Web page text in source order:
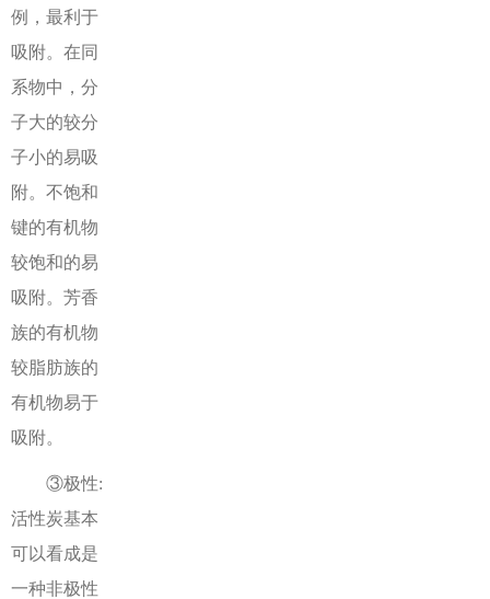
例，最利于
吸附。在同
系物中，分
子大的较分
子小的易吸
附。不饱和
键的有机物
较饱和的易
吸附。芳香
族的有机物
较脂肪族的
有机物易于
吸附。
③极性:
活性炭基本
可以看成是
一种非极性